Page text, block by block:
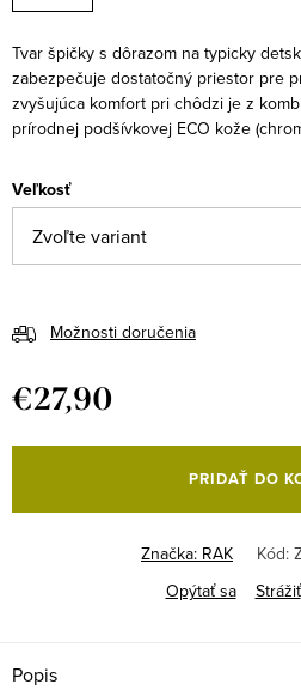
Tvar špičky s dôrazom na typicky
zabezpečuje dostatočný priestor pre
zvyšujúca komfort pri chôdzi je z
prírodnej podšívkovej ECO kože
Veľkosť
Možnosti doručenia
€27,90
cena:
PRIDAŤ DO
Značka: RAK Kód:
Opýtať sa
Strážiť
Popis